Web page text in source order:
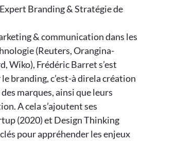
Branding & Stratégie de
& communication dans les
(Reuters, Orangina-
Wiko), Frédéric Barret s’est
branding, c’est-à direla création
marques, ainsi que leurs
A cela s’ajoutent ses
(2020) et Design Thinking
pour appréhender les enjeux